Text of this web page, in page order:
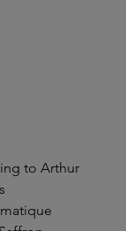
to Arthur